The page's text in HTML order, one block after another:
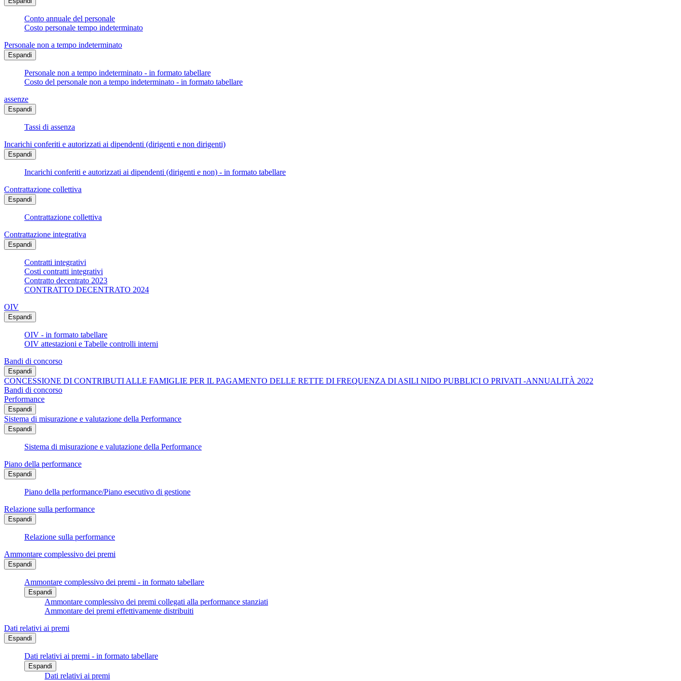
Conto annuale del personale
Costo personale tempo indeterminato
Personale non a tempo indeterminato
Espandi
Personale non a tempo indeterminato - in formato tabellare
Costo del personale non a tempo indeterminato - in formato tabellare
assenze
Espandi
Tassi di assenza
Incarichi conferiti e autorizzati ai dipendenti (dirigenti e non dirigenti)
Espandi
Incarichi conferiti e autorizzati ai dipendenti (dirigenti e non) - in formato tabellare
Contrattazione collettiva
Espandi
Contrattazione collettiva
Contrattazione integrativa
Espandi
Contratti integrativi
Costi contratti integrativi
Contratto decentrato 2023
CONTRATTO DECENTRATO 2024
OIV
Espandi
OIV - in formato tabellare
OIV attestazioni e Tabelle controlli interni
Bandi di concorso
Espandi
CONCESSIONE DI CONTRIBUTI ALLE FAMIGLIE PER IL PAGAMENTO DELLE RETTE DI FREQUENZA DI ASILI NIDO PUBBLICI O PRIVATI -ANNUALITÀ 2022
Bandi di concorso
Performance
Espandi
Sistema di misurazione e valutazione della Performance
Espandi
Sistema di misurazione e valutazione della Performance
Piano della performance
Espandi
Piano della performance/Piano esecutivo di gestione
Relazione sulla performance
Espandi
Relazione sulla performance
Ammontare complessivo dei premi
Espandi
Ammontare complessivo dei premi - in formato tabellare
Espandi
Ammontare complessivo dei premi collegati alla performance stanziati
Ammontare dei premi effettivamente distribuiti
Dati relativi ai premi
Espandi
Dati relativi ai premi - in formato tabellare
Espandi
Dati relativi ai premi